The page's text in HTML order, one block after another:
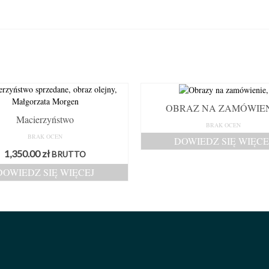
Macierzyństwo
BRAK OCEN
1,350.00zł BRUTTO
SIĘ WIĘCEJ
OBRAZ NA
BRAK OCEN
DOWIEDZ SIĘ